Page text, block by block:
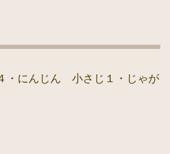
・にんじん 小さじ１・じゃが